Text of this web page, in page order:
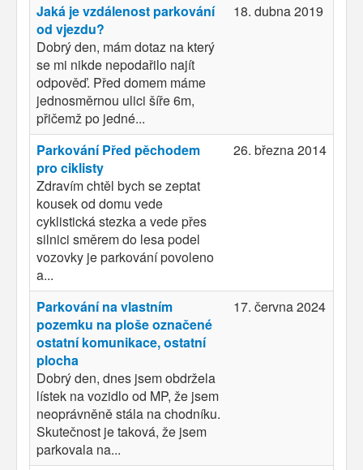
Jaká je vzdálenost parkování
od vjezdu?
Dobrý den, mám dotaz na který
se mi nikde nepodařilo najít
odpověď. Před domem máme
jednosměrnou ulici šíře 6m,
přičemž po jedné...
18. dubna 2019
Parkování Před pěchodem
pro ciklisty
Zdravím chtěl bych se zeptat
kousek od domu vede
cyklistická stezka a vede přes
silnici směrem do lesa podel
vozovky je parkování povoleno
a...
26. března 2014
Parkování na vlastním
pozemku na ploše označené
ostatní komunikace, ostatní
plocha
Dobrý den, dnes jsem obdržela
lístek na vozidlo od MP, že jsem
neoprávněně stála na chodníku.
Skutečnost je taková, že jsem
parkovala na...
17. června 2024